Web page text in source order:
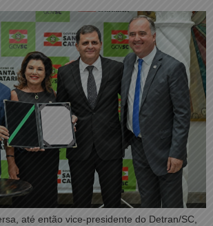
até então vice-presidente do Detran/SC,